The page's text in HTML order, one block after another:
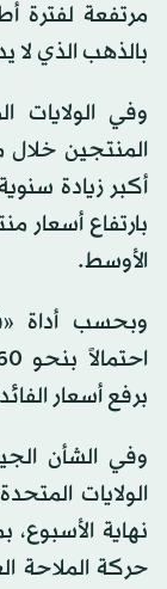
مرتفعة لفترة
بالذهب الذي لا
وفي الولايات
المنتجين خلال
أكبر زيادة
بارتفاع أسعار
الأوسط.
وبحسب أداة
برفع أسعار
وفي الشأن
الولايات
نهاية
حركة الملاحة